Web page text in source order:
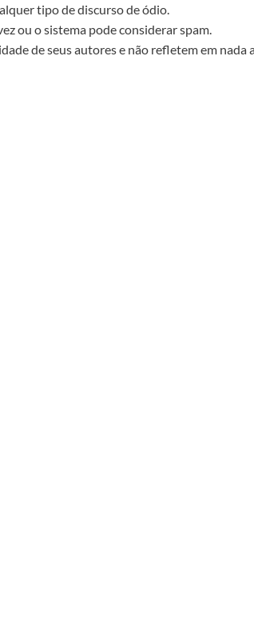
tipo de discurso de ódio.
ou o sistema pode considerar spam.
de seus autores e não refletem em nada